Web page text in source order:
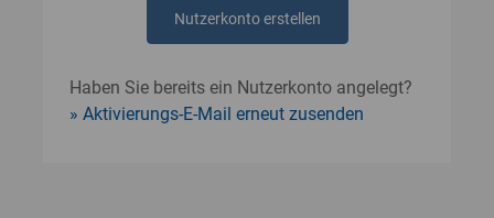
Nutzerkonto erstellen
Haben Sie bereits ein Nutzerkonto angelegt?
Aktivierungs-E-Mail erneut zusenden